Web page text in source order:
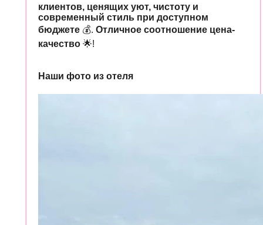
клиентов, ценящих уют, чистоту и
современный стиль при доступном
бюджете 💰. Отличное соотношение цена-
качество 🌟!
Наши фото из отеля